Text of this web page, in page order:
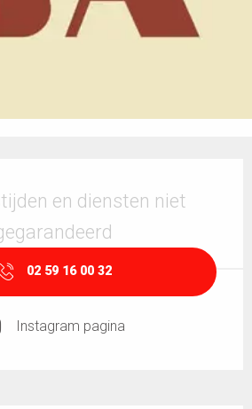
en diensten niet
02 59 16 00 32
Instagram pagina